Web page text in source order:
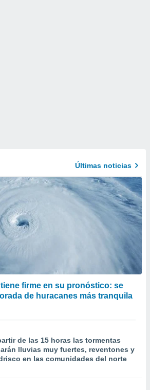
Últimas noticias
firme en su pronóstico: se
de huracanes más tranquila
de las 15 horas las tormentas
lluvias muy fuertes, reventones y
en las comunidades del norte